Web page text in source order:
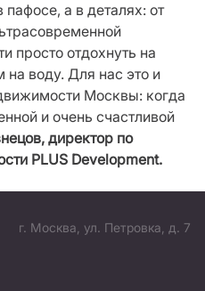
а в деталях: от
просто отдохнуть на
воду. Для нас это и
Москвы: когда
и очень счастливой
директор по
PLUS Development.
г. Москва, ул. Петровка, д. 7